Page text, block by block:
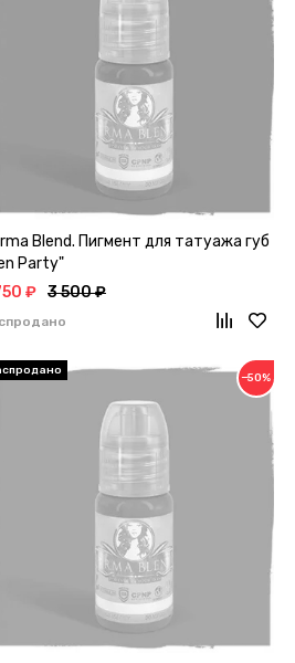
Blend. Пигмент для татуажа губ
Party"
₽ 3 500 ₽
−50%